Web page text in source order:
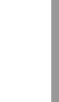
de vente.
échelle –